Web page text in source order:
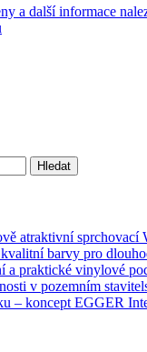
a další informace
atraktivní sprchovací
barvy pro
praktické vinylové
v pozemním
– koncept EGGER